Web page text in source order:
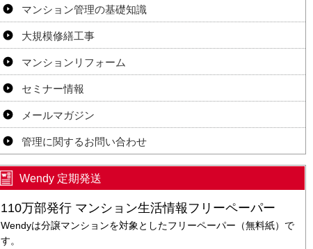
マンション管理の基礎知識
大規模修繕工事
マンションリフォーム
セミナー情報
メールマガジン
管理に関するお問い合わせ
Wendy 定期発送
110万部発行 マンション生活情報フリーペーパー
Wendyは分譲マンションを対象としたフリーペーパー（無料紙）で
す。